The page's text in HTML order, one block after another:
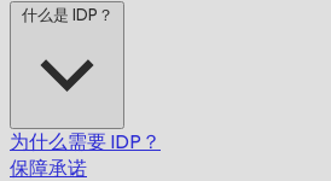
什么是 IDP？
为什么需要 IDP？
保障承诺